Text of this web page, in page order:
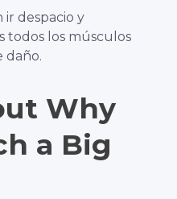
ir despacio y
todos los músculos
daño.
Why
a Big